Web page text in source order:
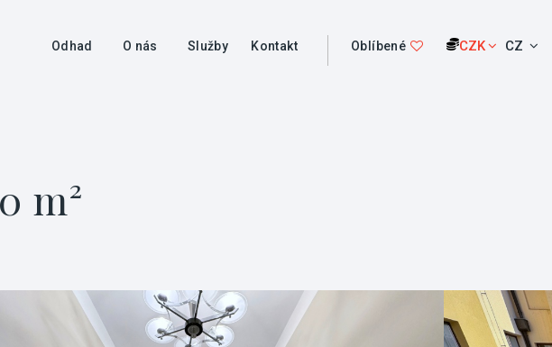
Odhad O nás Služby Kontakt Oblíbené CZK CZ
m²